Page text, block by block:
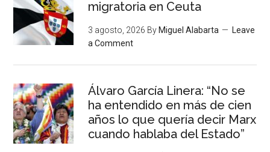
migratoria en Ceuta
3 agosto, 2026 By Miguel Alabarta
Leave
a Comment
Álvaro García Linera: “No se
ha entendido en más de cien
años lo que quería decir Marx
cuando hablaba del Estado”